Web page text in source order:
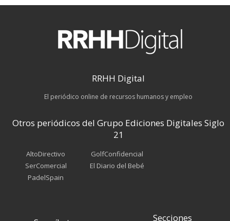
RRHH Digital
El periódico online de recursos humanos y empleo
Otros periódicos del Grupo Ediciones Digitales Siglo
21
AltoDirectivo
SerComercial
PadelSpain
GolfConfidencial
El Diario del Bebé
Secciones